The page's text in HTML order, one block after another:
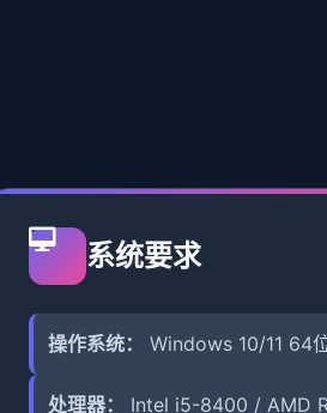
系统要求
操作系统： Windows 10/11 64
处理器：
Intel i5-8400 / AMD